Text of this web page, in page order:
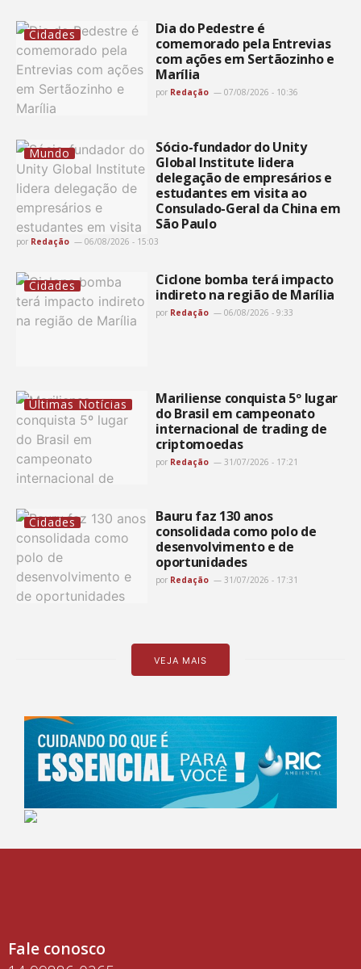
Cidades
Dia do Pedestre é
comemorado pela Entrevias
com ações em Sertãozinho e
Marília
por Redação 07/08/2026 - 10:36
Mundo
Sócio-fundador do Unity
Global Institute lidera
delegação de empresários e
estudantes em visita ao
Consulado-Geral da China em
São Paulo
por Redação 06/08/2026 - 15:03
Cidades
Ciclone bomba terá impacto
indireto na região de Marília
por Redação 06/08/2026 - 9:33
Últimas Notícias
Mariliense conquista 5º lugar
do Brasil em campeonato
internacional de trading de
criptomoedas
por Redação 31/07/2026 - 17:21
Cidades
Bauru faz 130 anos
consolidada como polo de
desenvolvimento e de
oportunidades
por Redação 31/07/2026 - 17:31
VEJA MAIS
Fale conosco